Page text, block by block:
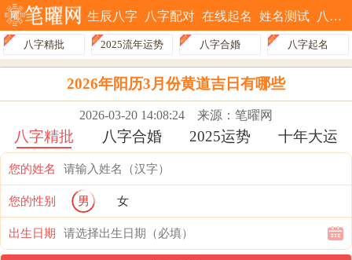
生辰八字 八字配对 在线起名 姓名测试 八字排盘
八字精批 2025流年运势 八字合婚 八字起名
2026年阳历3月份黄道吉日有哪些
2026-03-20 14:08:24 来源：笔曜网
八字精批 八字合婚 2025运势 十年大运
您的姓名
您的性别 男 女
出生日期